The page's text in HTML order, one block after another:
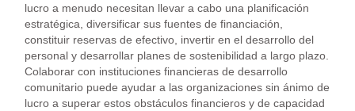
lucro a menudo necesitan llevar a cabo una planificación
estratégica, diversificar sus fuentes de financiación,
constituir reservas de efectivo, invertir en el desarrollo del
personal y desarrollar planes de sostenibilidad a largo plazo.
Colaborar con instituciones financieras de desarrollo
comunitario puede ayudar a las organizaciones sin ánimo de
lucro a superar estos obstáculos financieros y de capacidad